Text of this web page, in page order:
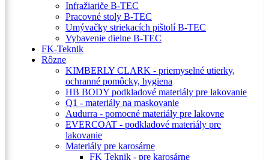
Infražiariče B-TEC
Pracovné stoly B-TEC
Umývačky striekacích pištolí B-TEC
Vybavenie dielne B-TEC
FK-Teknik
Rôzne
KIMBERLY CLARK - priemyselné utierky,
ochranné pomôcky, hygiena
HB BODY podkladové materiály pre lakovanie
Q1 - materiály na maskovanie
Audurra - pomocné materiály pre lakovne
EVERCOAT - podkladové materiály pre
lakovanie
Materiály pre karosárne
FK Teknik - pre karosárne